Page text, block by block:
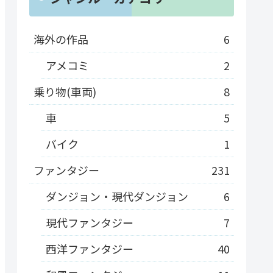
海外の作品
6
アメコミ
2
乗り物(車両)
8
車
5
バイク
1
ファンタジー
231
ダンジョン・現代ダンジョン
6
現代ファンタジー
7
西洋ファンタジー
40